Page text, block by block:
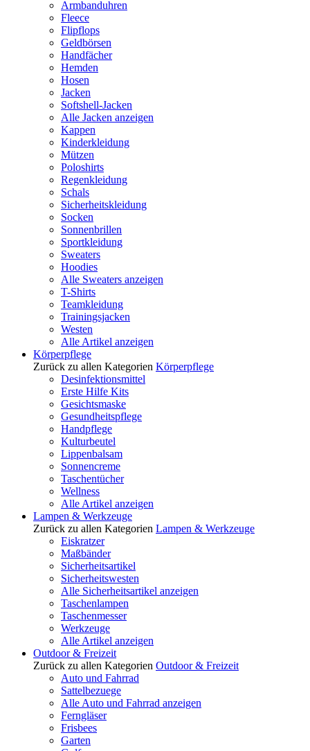
Armbanduhren
Fleece
Flipflops
Geldbörsen
Handfächer
Hemden
Hosen
Jacken
Softshell-Jacken
Alle Jacken anzeigen
Kappen
Kinderkleidung
Mützen
Poloshirts
Regenkleidung
Schals
Sicherheitskleidung
Socken
Sonnenbrillen
Sportkleidung
Sweaters
Hoodies
Alle Sweaters anzeigen
T-Shirts
Teamkleidung
Trainingsjacken
Westen
Alle Artikel anzeigen
Körperpflege
Zurück zu allen Kategorien Körperpflege
Desinfektionsmittel
Erste Hilfe Kits
Gesichtsmaske
Gesundheitspflege
Handpflege
Kulturbeutel
Lippenbalsam
Sonnencreme
Taschentücher
Wellness
Alle Artikel anzeigen
Lampen & Werkzeuge
Zurück zu allen Kategorien Lampen & Werkzeuge
Eiskratzer
Maßbänder
Sicherheitsartikel
Sicherheitswesten
Alle Sicherheitsartikel anzeigen
Taschenlampen
Taschenmesser
Werkzeuge
Alle Artikel anzeigen
Outdoor & Freizeit
Zurück zu allen Kategorien Outdoor & Freizeit
Auto und Fahrrad
Sattelbezuege
Alle Auto und Fahrrad anzeigen
Ferngläser
Frisbees
Garten